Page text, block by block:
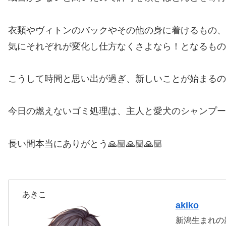
衣類やヴィトンのバックやその他の身に着けるもの
気にそれぞれが変化し仕方なくさよなら！となるも
こうして時間と思い出が過ぎ、新しいことが始まる
今日の燃えないゴミ処理は、主人と愛犬のシャン
長い間本当にありがとう🙏🏼🙏🏼🙏🏼
あきこ
akiko
新潟生まれ